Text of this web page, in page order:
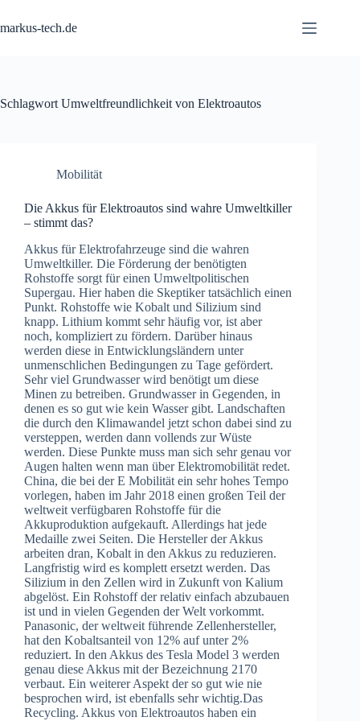
Inhalt
springen
markus-tech.de
Schlagwort Umweltfreundlichkeit von Elektroautos
Mobilität
Die Akkus für Elektroautos sind wahre Umweltkiller
– stimmt das?
Akkus für Elektrofahrzeuge sind die wahren
Umweltkiller. Die Förderung der benötigten
Rohstoffe sorgt für einen Umweltpolitischen
Supergau. Hier haben die Skeptiker tatsächlich einen
Punkt. Rohstoffe wie Kobalt und Silizium sind
knapp. Lithium kommt sehr häufig vor, ist aber
noch, kompliziert zu fördern. Darüber hinaus
werden diese in Entwicklungsländern unter
unmenschlichen Bedingungen zu Tage gefördert.
Sehr viel Grundwasser wird benötigt um diese
Minen zu betreiben. Grundwasser in Gegenden, in
denen es so gut wie kein Wasser gibt. Landschaften
die durch den Klimawandel jetzt schon dabei sind zu
versteppen, werden dann vollends zur Wüste
werden. Diese Punkte muss man sich sehr genau vor
Augen halten wenn man über Elektromobilität redet.
China, die bei der E Mobilität ein sehr hohes Tempo
vorlegen, haben im Jahr 2018 einen großen Teil der
weltweit verfügbaren Rohstoffe für die
Akkuproduktion aufgekauft. Allerdings hat jede
Medaille zwei Seiten. Die Hersteller der Akkus
arbeiten dran, Kobalt in den Akkus zu reduzieren.
Langfristig wird es komplett ersetzt werden. Das
Silizium in den Zellen wird in Zukunft von Kalium
abgelöst. Ein Rohstoff der relativ einfach abzubauen
ist und in vielen Gegenden der Welt vorkommt.
Panasonic, der weltweit führende Zellenhersteller,
hat den Kobaltsanteil von 12% auf unter 2%
reduziert. In den Akkus des Tesla Model 3 werden
genau diese Akkus mit der Bezeichnung 2170
verbaut. Ein weiterer Aspekt der so gut wie nie
besprochen wird, ist ebenfalls sehr wichtig.Das
Recycling. Akkus von Elektroautos haben ein